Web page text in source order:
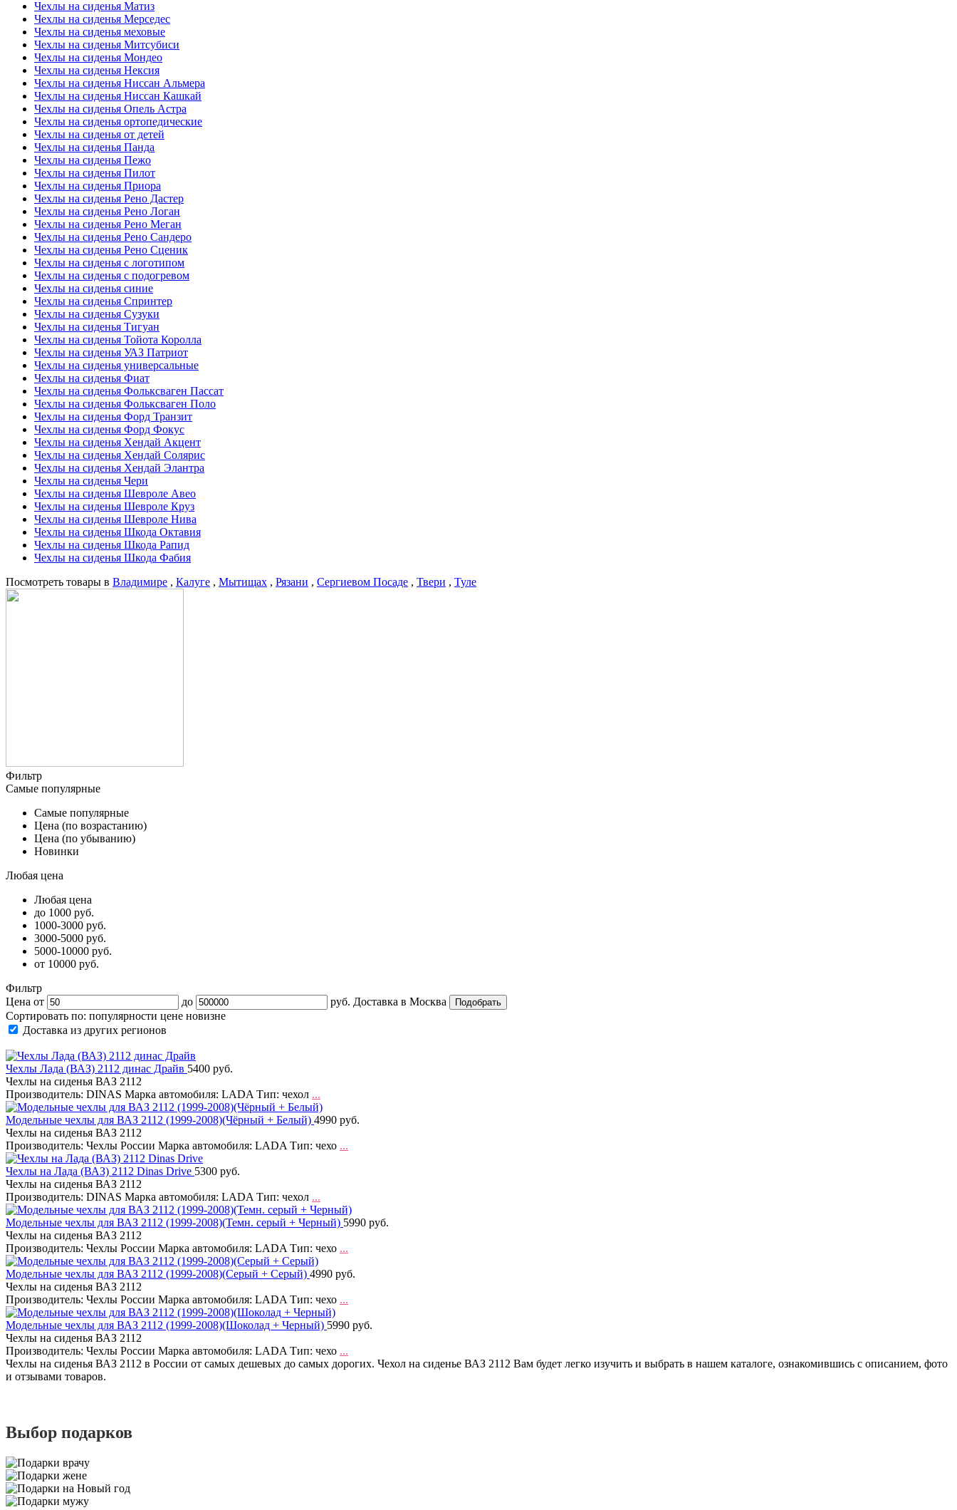
Чехлы на сиденья Матиз
Чехлы на сиденья Мерседес
Чехлы на сиденья меховые
Чехлы на сиденья Митсубиси
Чехлы на сиденья Мондео
Чехлы на сиденья Нексия
Чехлы на сиденья Ниссан Альмера
Чехлы на сиденья Ниссан Кашкай
Чехлы на сиденья Опель Астра
Чехлы на сиденья ортопедические
Чехлы на сиденья от детей
Чехлы на сиденья Панда
Чехлы на сиденья Пежо
Чехлы на сиденья Пилот
Чехлы на сиденья Приора
Чехлы на сиденья Рено Дастер
Чехлы на сиденья Рено Логан
Чехлы на сиденья Рено Меган
Чехлы на сиденья Рено Сандеро
Чехлы на сиденья Рено Сценик
Чехлы на сиденья с логотипом
Чехлы на сиденья с подогревом
Чехлы на сиденья синие
Чехлы на сиденья Спринтер
Чехлы на сиденья Сузуки
Чехлы на сиденья Тигуан
Чехлы на сиденья Тойота Королла
Чехлы на сиденья УАЗ Патриот
Чехлы на сиденья универсальные
Чехлы на сиденья Фиат
Чехлы на сиденья Фольксваген Пассат
Чехлы на сиденья Фольксваген Поло
Чехлы на сиденья Форд Транзит
Чехлы на сиденья Форд Фокус
Чехлы на сиденья Хендай Акцент
Чехлы на сиденья Хендай Солярис
Чехлы на сиденья Хендай Элантра
Чехлы на сиденья Чери
Чехлы на сиденья Шевроле Авео
Чехлы на сиденья Шевроле Круз
Чехлы на сиденья Шевроле Нива
Чехлы на сиденья Шкода Октавия
Чехлы на сиденья Шкода Рапид
Чехлы на сиденья Шкода Фабия
Посмотреть товары в Владимире , Калуге , Мытищах , Рязани , Сергиевом Посаде , Твери , Туле
Фильтр
Самые популярные
Самые популярные
Цена (по возрастанию)
Цена (по убыванию)
Новинки
Любая цена
Любая цена
до 1000 руб.
1000-3000 руб.
3000-5000 руб.
5000-10000 руб.
от 10000 руб.
Фильтр
Цена от
до руб. Доставка в Москва
Сортировать по: популярности цене новизне
Доставка из других регионов
Чехлы Лада (ВАЗ) 2112 динас Драйв 5400 руб.
Чехлы на сиденья ВАЗ 2112
Производитель: DINAS Марка автомобиля: LADA Тип: чехол ...
Модельные чехлы для ВАЗ 2112 (1999-2008)(Чёрный + Белый) 4990 руб.
Чехлы на сиденья ВАЗ 2112
Производитель: Чехлы России Марка автомобиля: LADA Тип: чехо ...
Чехлы на Лада (ВАЗ) 2112 Dinas Drive 5300 руб.
Чехлы на сиденья ВАЗ 2112
Производитель: DINAS Марка автомобиля: LADA Тип: чехол ...
Модельные чехлы для ВАЗ 2112 (1999-2008)(Темн. серый + Черный) 5990 руб.
Чехлы на сиденья ВАЗ 2112
Производитель: Чехлы России Марка автомобиля: LADA Тип: чехо ...
Модельные чехлы для ВАЗ 2112 (1999-2008)(Серый + Серый) 4990 руб.
Чехлы на сиденья ВАЗ 2112
Производитель: Чехлы России Марка автомобиля: LADA Тип: чехо ...
Модельные чехлы для ВАЗ 2112 (1999-2008)(Шоколад + Черный) 5990 руб.
Чехлы на сиденья ВАЗ 2112
Производитель: Чехлы России Марка автомобиля: LADA Тип: чехо ...
Чехлы на сиденья ВАЗ 2112 в России от самых дешевых до самых дорогих. Чехол на сиденье ВАЗ 2112 Вам будет легко изучить и выбрать в нашем каталоге, ознакомившись с описанием, фото
и отзывами товаров.
Выбор подарков